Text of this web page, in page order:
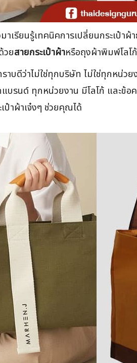
เรียนรู้เทคนิคการเปลี่ยนกระเป๋าผ้
วยสายกระเป๋าผ้าหรือถุงผ้าพิมพ์โลโ
ราบดีว่าไม่ใช่ทุกบริษัท ไม่ใช่ทุกหน่
รนด์ ทุกหน่วยงาน มีโลโก้ และข้อ
าผ้าเจ๋งๆ ช่วยคุณได้